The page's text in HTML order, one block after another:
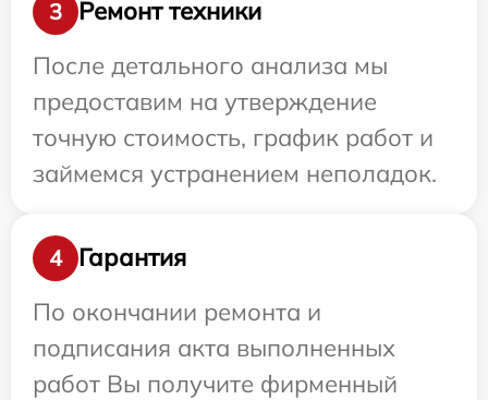
3
Ремонт техники
После детального анализа мы
предоставим на утверждение
точную стоимость, график работ и
займемся устранением неполадок.
4
Гарантия
По окончании ремонта и
подписания акта выполненных
работ Вы получите фирменный